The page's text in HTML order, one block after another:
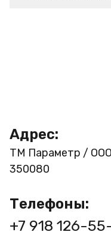
Адрес:
ТМ Параметр / ООО
350080
Телефоны:
+7 918 126-